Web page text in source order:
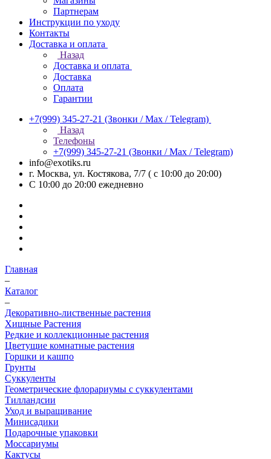
Партнерам
Инструкции по уходу
Контакты
Доставка и оплата
Назад
Доставка и оплата
Доставка
Оплата
Гарантии
+7(999) 345-27-21 (Звонки / Max / Telegram)
Назад
Телефоны
+7(999) 345-27-21 (Звонки / Max / Telegram)
info@exotiks.ru
г. Москва, ул. Костякова, 7/7 ( с 10:00 до 20:00)
С 10:00 до 20:00 ежедневно
Главная
–
Каталог
–
Декоративно-лиственные растения
Хищные Растения
Редкие и коллекционные растения
Цветущие комнатные растения
Горшки и кашпо
Грунты
Суккуленты
Геометрические флорариумы с суккулентами
Тилландсии
Уход и выращивание
Минисадики
Подарочные упаковки
Моссариумы
Кактусы